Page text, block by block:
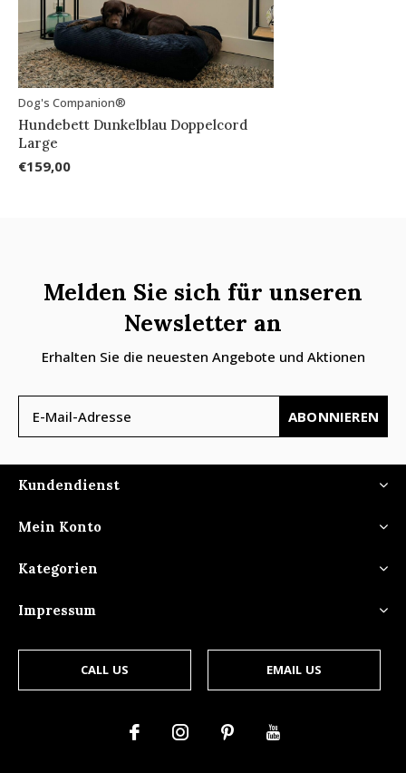
Dog's Companion®
Hundebett Dunkelblau Doppelcord
Large
€159,00
Melden Sie sich für unseren
Newsletter an
Erhalten Sie die neuesten Angebote und Aktionen
ABONNIEREN
Kundendienst
Mein Konto
Kategorien
Impressum
CALL US EMAIL US